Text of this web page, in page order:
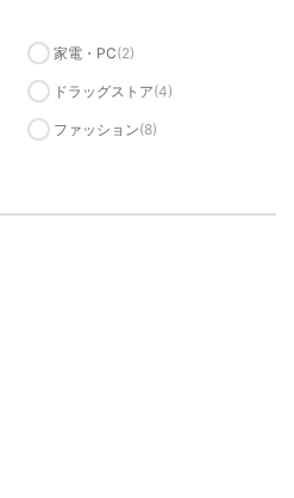
家電・PC(2)
ドラッグストア(4)
ファッション(8)